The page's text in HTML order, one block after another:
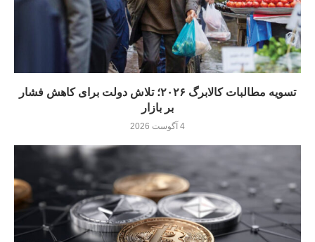
تسویه مطالبات کالابرگ ۲۰۲۶؛ تلاش دولت برای کاهش فشار
بر بازار
4 آگوست 2026